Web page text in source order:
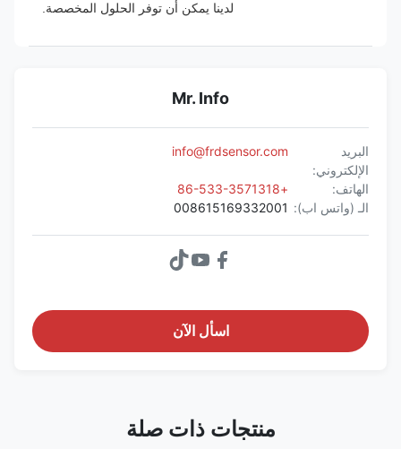
لدينا يمكن أن توفر الحلول المخصصة.
Mr. Info
الإلكتروني:
info@frdsensor.com
الهاتف:
الـ (واتس اب): 008615169332001
اسأل الآن
منتجات ذات صلة